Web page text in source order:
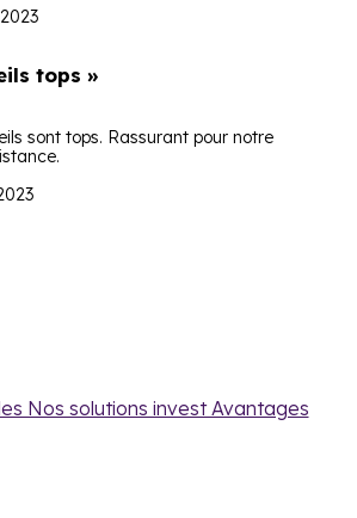
tops »
sont tops. Rassurant pour notre
Nos solutions invest Avantages